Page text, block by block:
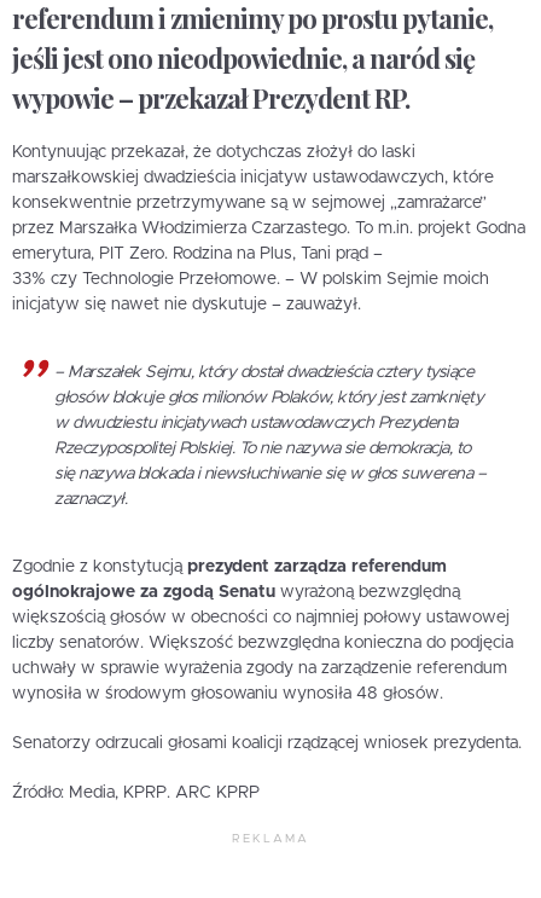
referendum i zmienimy po prostu pytanie,
jeśli jest ono nieodpowiednie, a naród się
wypowie – przekazał Prezydent RP.
Kontynuując przekazał, że dotychczas złożył do laski
marszałkowskiej dwadzieścia inicjatyw ustawodawczych, które
konsekwentnie przetrzymywane są w sejmowej „zamrażarce”
przez Marszałka Włodzimierza Czarzastego. To m.in. projekt Godna
emerytura, PIT Zero. Rodzina na Plus, Tani prąd –
33% czy Technologie Przełomowe. – W polskim Sejmie moich
inicjatyw się nawet nie dyskutuje – zauważył.
– Marszałek Sejmu, który dostał dwadzieścia cztery tysiące
głosów blokuje głos milionów Polaków, który jest zamknięty
w dwudziestu inicjatywach ustawodawczych Prezydenta
Rzeczypospolitej Polskiej. To nie nazywa sie demokracja, to
się nazywa blokada i niewsłuchiwanie się w głos suwerena –
zaznaczył.
Zgodnie z konstytucją prezydent zarządza referendum
ogólnokrajowe za zgodą Senatu wyrażoną bezwzględną
większością głosów w obecności co najmniej połowy ustawowej
liczby senatorów. Większość bezwzględna konieczna do podjęcia
uchwały w sprawie wyrażenia zgody na zarządzenie referendum
wynosiła w środowym głosowaniu wynosiła 48 głosów.
Senatorzy odrzucali głosami koalicji rządzącej wniosek prezydenta.
Źródło: Media, KPRP. ARC KPRP
REKLAMA